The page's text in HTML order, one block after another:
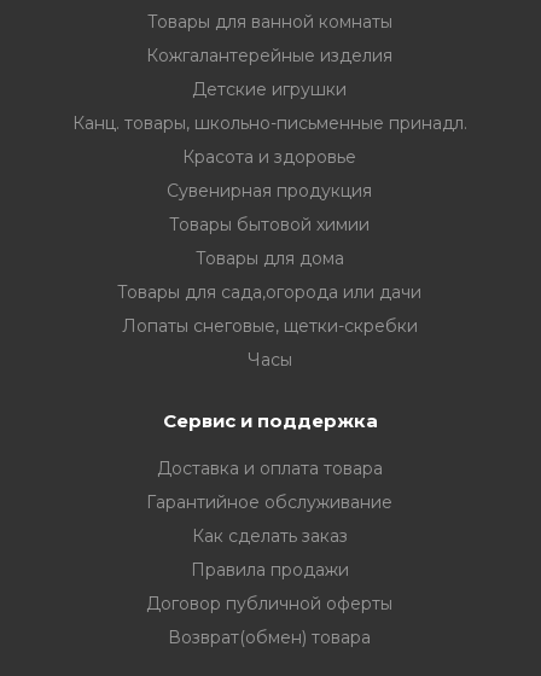
Товары для ванной комнаты
Кожгалантерейные изделия
Детские игрушки
Канц. товары, школьно-письменные принадл.
Красота и здоровье
Сувенирная продукция
Товары бытовой химии
Товары для дома
Товары для сада,огорода или дачи
Лопаты снеговые, щетки-скребки
Часы
Сервис и поддержка
Доставка и оплата товара
Гарантийное обслуживание
Как сделать заказ
Правила продажи
Договор публичной оферты
Возврат(обмен) товара